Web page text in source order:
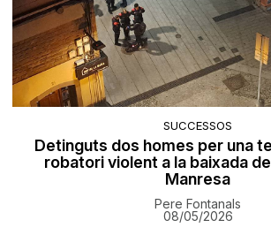
SUCCESSOS
Detinguts dos homes per una
robatori violent a la baixada
Manresa
Pere Fontanals
08/05/2026